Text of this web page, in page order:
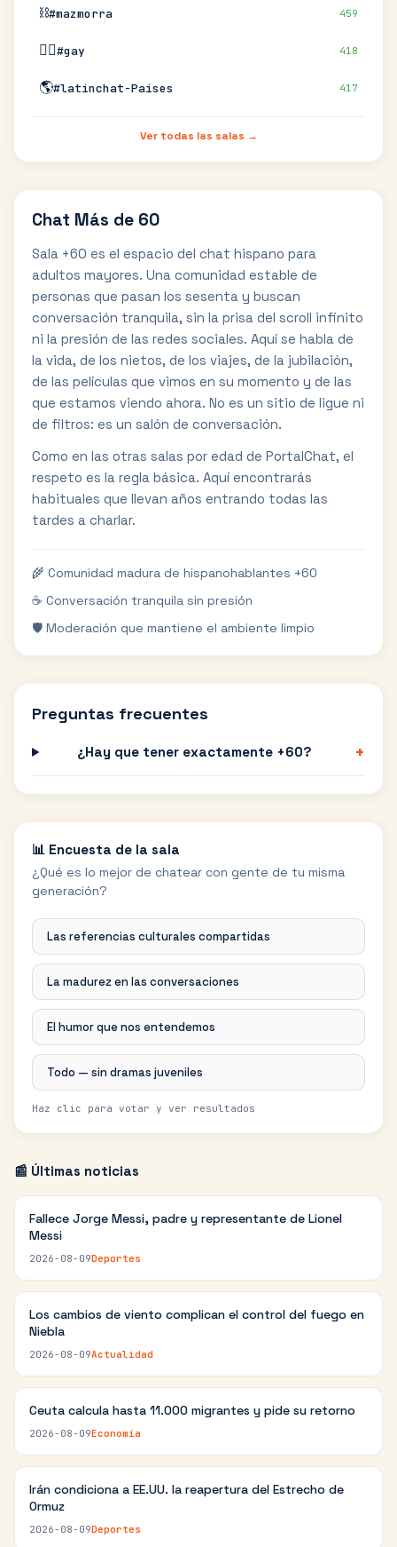
⛓️#mazmorra 459
🏳️‍🌈#gay 418
🌎#latinchat-Paises 417
Ver todas las salas →
Chat Más de 60
Sala +60 es el espacio del chat hispano para
adultos mayores. Una comunidad estable de
personas que pasan los sesenta y buscan
conversación tranquila, sin la prisa del scroll infinito
ni la presión de las redes sociales. Aquí se habla de
la vida, de los nietos, de los viajes, de la jubilación,
de las películas que vimos en su momento y de las
que estamos viendo ahora. No es un sitio de ligue ni
de filtros: es un salón de conversación.
Como en las otras salas por edad de PortalChat, el
respeto es la regla básica. Aquí encontrarás
habituales que llevan años entrando todas las
tardes a charlar.
🌾 Comunidad madura de hispanohablantes +60
☕ Conversación tranquila sin presión
🛡️ Moderación que mantiene el ambiente limpio
Preguntas frecuentes
¿Hay que tener exactamente +60? +
📊 Encuesta de la sala
¿Qué es lo mejor de chatear con gente de tu misma
generación?
Las referencias culturales compartidas
La madurez en las conversaciones
El humor que nos entendemos
Todo — sin dramas juveniles
Haz clic para votar y ver resultados
📰 Últimas noticias
Fallece Jorge Messi, padre y representante de Lionel
Messi
2026-08-09Deportes
Los cambios de viento complican el control del fuego en
Niebla
2026-08-09Actualidad
Ceuta calcula hasta 11.000 migrantes y pide su retorno
2026-08-09Economía
Irán condiciona a EE.UU. la reapertura del Estrecho de
Ormuz
2026-08-09Deportes